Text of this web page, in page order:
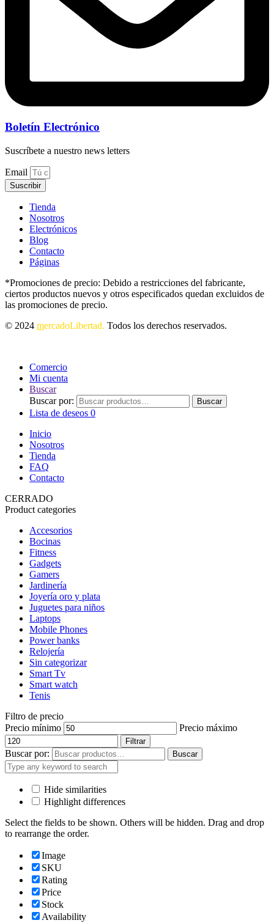
Boletín Electrónico
Suscríbete a nuestro news letters
Email
Suscribir
Tienda
Nosotros
Electrónicos
Blog
Contacto
Páginas
*Promociones de precio: Debido a restricciones del fabricante,
ciertos productos nuevos y otros especificados quedan excluidos de
las promociones de precio.
© 2024 mercadoLibertad. Todos los derechos reservados.
Comercio
Mi cuenta
Buscar
Buscar por:
Buscar
Lista de deseos 0
Inicio
Nosotros
Tienda
FAQ
Contacto
CERRADO
Product categories
Accesorios
Bocinas
Fitness
Gadgets
Gamers
Jardinería
Joyería oro y plata
Juguetes para niños
Laptops
Mobile Phones
Power banks
Relojería
Sin categorizar
Smart Tv
Smart watch
Tenis
Filtro de precio
Precio mínimo
Precio máximo
Filtrar
Buscar por: Buscar
Hide similarities
Highlight differences
Select the fields to be shown. Others will be hidden. Drag and drop
to rearrange the order.
Image
SKU
Rating
Price
Stock
Availability